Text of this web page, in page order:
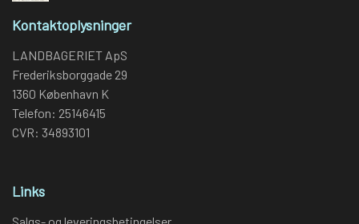
Kontaktoplysninger
LANDBAGERIET ApS
Frederiksborggade 29
1360 København K
Telefon: 25146415
CVR: 34893101
Links
Salgs- og leveringsbetingelser